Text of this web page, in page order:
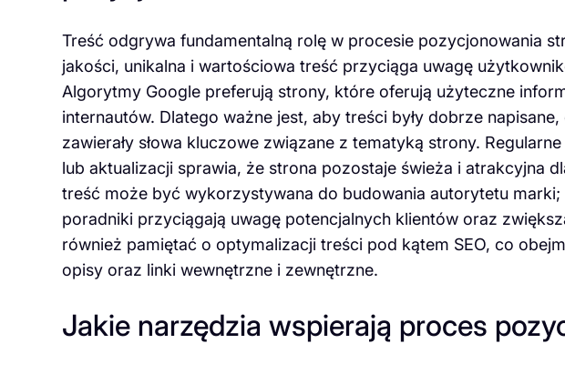
Treść odgrywa fundamentalną rolę w procesie pozycjonowania
jakości, unikalna i wartościowa treść przyciąga uwagę
Algorytmy Google preferują strony, które oferują użyteczne
internautów. Dlatego ważne jest, aby treści były dobrze
zawierały słowa kluczowe związane z tematyką strony.
lub aktualizacji sprawia, że strona pozostaje świeża i atrakcyjna
treść może być wykorzystywana do budowania autorytetu marki;
poradniki przyciągają uwagę potencjalnych klientów oraz
również pamiętać o optymalizacji treści pod kątem SEO, co
opisy oraz linki wewnętrzne i zewnętrzne.
Jakie narzędzia wspierają proces